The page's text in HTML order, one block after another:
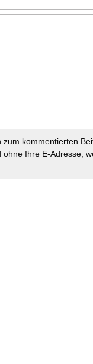
kommentierten
Ihre E-Adresse,